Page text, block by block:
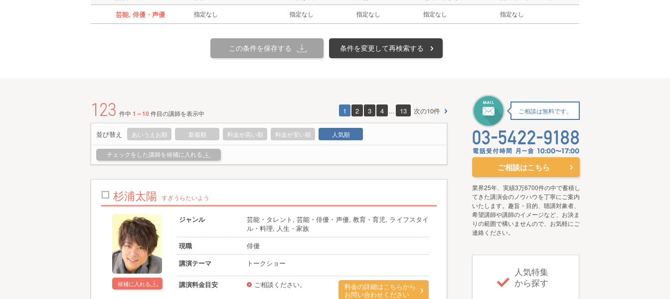
芸能, 俳優・声優 指定なし 指定なし 指定なし 指定なし 指定なし
この条件を保存する 条件を変更して再検索する
123 件中 1～10件目の講師を表示中 1 2 3 4 ... 13 次の10件
並び替え あいうえお順 新着順 料金が高い順 料金が安い順 人気順
チェックをした講師を候補に入れる
杉浦太陽 すぎうらたいよう
候補に入れる
ジャンル
芸能・タレント, 芸能・俳優・声優, 教育・育児, ライフスタイ
ル・料理, 人生・家族
現職
俳優
講演テーマ
トークショー
講演料金目安 ご相談ください。
料金の詳細はこちらから
お問い合わせください
ご相談は無料です。
ご相談はこちら
業界25年、実績3万6700件の中で蓄積し
てきた講演会のノウハウを丁寧にご案内
いたします。趣旨・目的、聴講対象者、
希望講師や講師のイメージなど、お決ま
りの範囲で構いませんので、お気軽にご
連絡ください。
人気特集
から探す